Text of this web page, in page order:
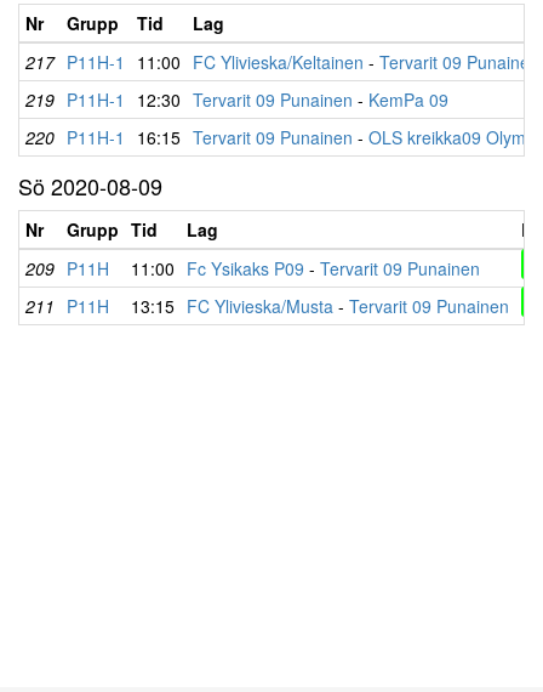
Nr Grupp Tid
Lag
217 P11H-1 11:00 FC Ylivieska/Keltainen - Tervarit 09 Punainen
219 P11H-1 12:30 Tervarit 09 Punainen - KemPa 09
220 P11H-1 16:15 Tervarit 09 Punainen - OLS kreikka09
Sö 2020-08-09
Nr Grupp Tid Lag
209 P11H 11:00 Fc Ysikaks P09 - Tervarit 09 Punainen
211 P11H 13:15 FC Ylivieska/Musta - Tervarit 09 Punainen